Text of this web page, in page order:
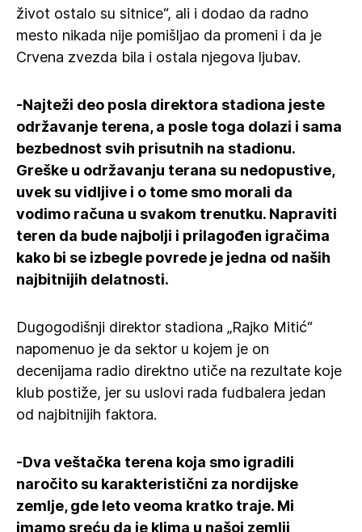
život ostalo su sitnice“, ali i dodao da radno
mesto nikada nije pomišljao da promeni i da je
Crvena zvezda bila i ostala njegova ljubav.
-Najteži deo posla direktora stadiona jeste
održavanje terena, a posle toga dolazi i sama
bezbednost svih prisutnih na stadionu.
Greške u održavanju terana su nedopustive,
uvek su vidljive i o tome smo morali da
vodimo računa u svakom trenutku. Napraviti
teren da bude najbolji i prilagođen igračima
kako bi se izbegle povrede je jedna od naših
najbitnijih delatnosti.
Dugogodišnji direktor stadiona „Rajko Mitić“
napomenuo je da sektor u kojem je on
decenijama radio direktno utiče na rezultate koje
klub postiže, jer su uslovi rada fudbalera jedan
od najbitnijih faktora.
-Dva veštačka terena koja smo igradili
naročito su karakteristični za nordijske
zemlje, gde leto veoma kratko traje. Mi
imamo sreću da je klima u našoj zemlji